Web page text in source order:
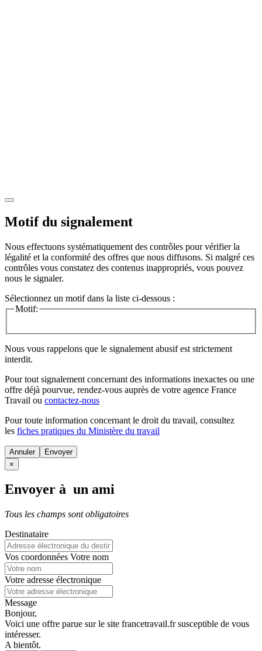
Motif du signalement
Nous effectuons systématiquement des contrôles pour vérifier la
légalité et la conformité des offres que nous diffusons. Si malgré ces
contrôles vous constatez des contenus inappropriés, vous pouvez
nous le signaler.
Sélectionnez un motif dans la liste ci-dessous :
Motif:
Nous vous rappelons que le signalement abusif est strictement
interdit.
Pour tout signalement concernant des informations inexactes ou une
offre déjà pourvue, rendez-vous auprès de votre agence France
Travail ou contactez-nous
Pour toute information concernant le droit du travail, consultez
les fiches pratiques du Ministère du travail
Annuler
×
Envoyer à un ami
Tous les champs sont obligatoires
Destinataire
Vos coordonnées Votre nom
Votre adresse électronique
Message
Bonjour,
Voici une offre parue sur le site francetravail.fr susceptible de vous
intéresser.
A bientôt.